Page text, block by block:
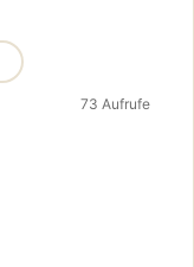
73 Aufrufe